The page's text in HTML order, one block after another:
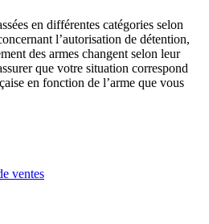
en différentes catégories selon
l’autorisation de détention,
des armes changent selon leur
que votre situation correspond
en fonction de l’arme que vous
ventes